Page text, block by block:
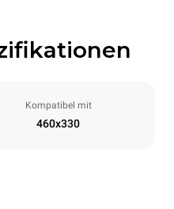
Kompatibel mit
460x330